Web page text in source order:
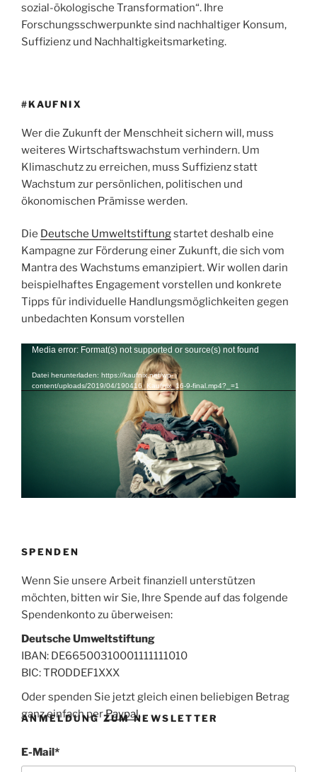
sozial-ökologische Transformation“. Ihre
Forschungsschwerpunkte sind nachhaltiger Konsum,
Suffizienz und Nachhaltigkeitsmarketing.
#KAUFNIX
Wer die Zukunft der Menschheit sichern will, muss
weiteres Wirtschaftswachstum verhindern. Um
Klimaschutz zu erreichen, muss Suffizienz statt
Wachstum zur persönlichen, politischen und
ökonomischen Prämisse werden.
Die Deutsche Umweltstiftungstartet deshalb eine
Kampagne zur Förderung einer Zukunft, die sich vom
Mantra des Wachstums emanzipiert. Wir wollen darin
beispielhaftes Engagement vorstellen und konkrete
Tipps für individuelle Handlungsmöglichkeiten gegen
unbedachten Konsum vorstellen
Video-
Media error: Format(s) not supported or source(s) not found
Datei herunterladen: https://kaufnix.net/wp-
content/uploads/2019/04/190416_Kaufnix_16-9-final.mp4?_=1
SPENDEN
Wenn Sie unsere Arbeit finanziell unterstützen
möchten, bitten wir Sie, Ihre Spende auf das folgende
Spendenkonto zu überweisen:
Deutsche Umweltstiftung
IBAN: DE66500310001111111010
BIC: TRODDEF1XXX
Oder spenden Sie jetzt gleich einen beliebigen Betrag
ganz einfach perPaypal.
ANMELDUNG ZUM NEWSLETTER
E-Mail*